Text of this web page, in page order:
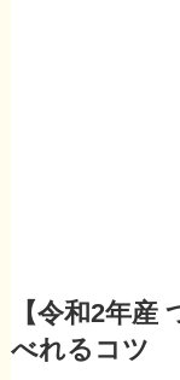
【令和2年産
べれるコツ